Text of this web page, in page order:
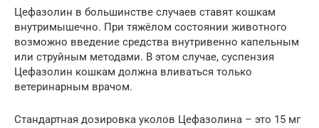
Цефазолин в большинстве случаев ставят кошкам
внутримышечно. При тяжёлом состоянии животного
возможно введение средства внутривенно капельным
или струйным методами. В этом случае, суспензия
Цефазолин кошкам должна вливаться только
ветеринарным врачом.
Стандартная дозировка уколов Цефазолина – это 15 мг